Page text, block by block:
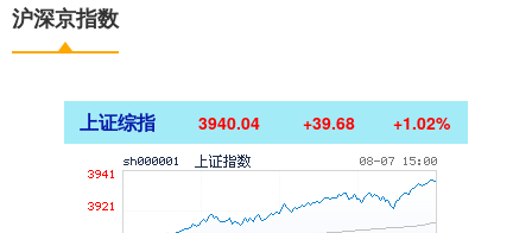
沪深京指数
上证综指 3940.04 +39.68 +1.02%